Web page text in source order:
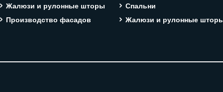
Жалюзи и рулонные шторы
Производство фасадов
Спальни
Жалюзи и рулонные